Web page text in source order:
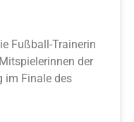
Fußball-Trainerin
der
im Finale des